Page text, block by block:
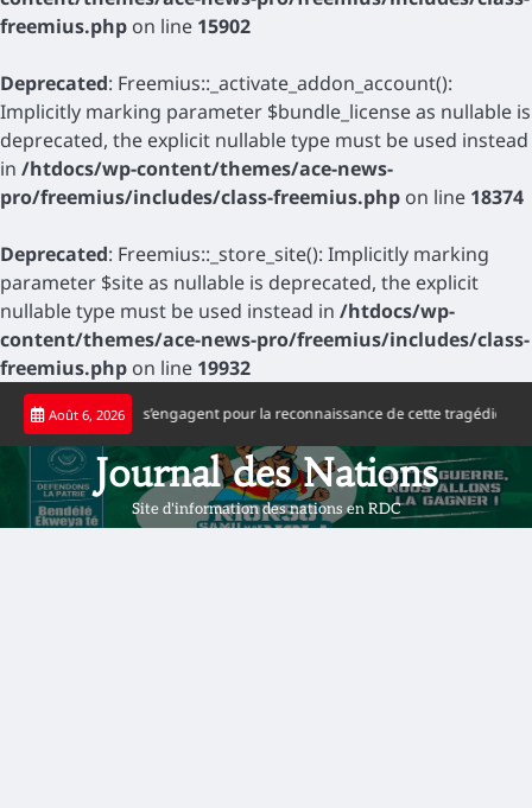
freemius.php on line 15902
Deprecated: Freemius::_activate_addon_account():
Implicitly marking parameter $bundle_license as nullable is
deprecated, the explicit nullable type must be used instead
in /htdocs/wp-content/themes/ace-news-
pro/freemius/includes/class-freemius.php on line 18374
Deprecated: Freemius::_store_site(): Implicitly marking
parameter $site as nullable is deprecated, the explicit
nullable type must be used instead in /htdocs/wp-
content/themes/ace-news-pro/freemius/includes/class-
freemius.php on line 19932
Skip
content
Août 6, 2026
s’engagent pour la reconnaissance de cette tragédie Football :
Journal des Nations
Site d'information des nations en RDC